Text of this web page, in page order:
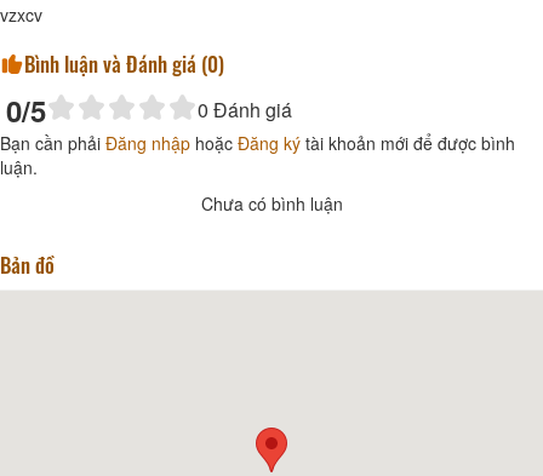
vzxcv
Bình luận và Đánh giá (0)
0/5 0 Đánh giá
Bạn cần phải Đăng nhập hoặc Đăng ký tài khoản mới để được bình
luận.
Chưa có bình luận
Bản đồ